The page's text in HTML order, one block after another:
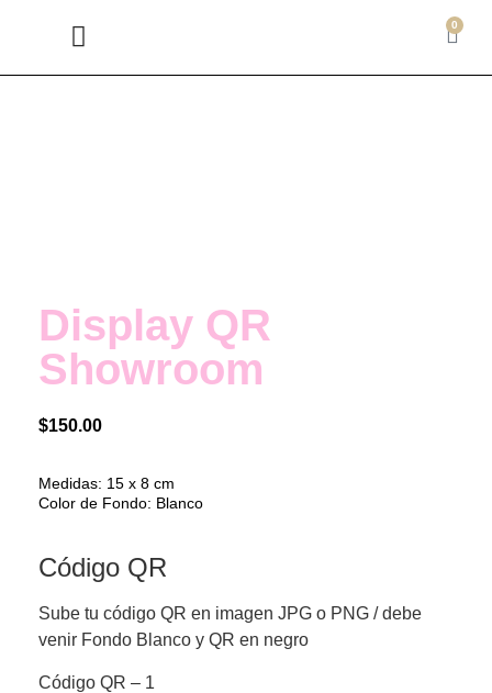
0
Display QR
Showroom
$150.00
Medidas: 15 x 8 cm
Color de Fondo: Blanco
Código QR
Sube tu código QR en imagen JPG o PNG / debe
venir Fondo Blanco y QR en negro
Código QR – 1